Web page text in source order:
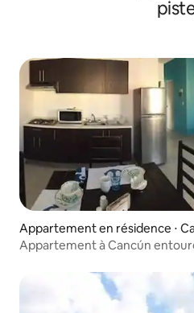
Appartement en résidence ⋅
Appartement à Cancún